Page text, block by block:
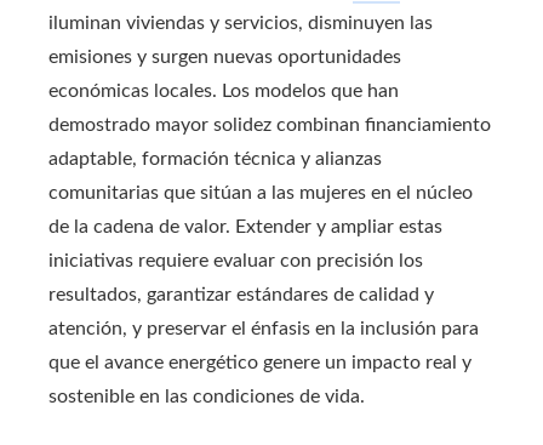
iluminan viviendas y servicios, disminuyen las
emisiones y surgen nuevas oportunidades
económicas locales. Los modelos que han
demostrado mayor solidez combinan financiamiento
adaptable, formación técnica y alianzas
comunitarias que sitúan a las mujeres en el núcleo
de la cadena de valor. Extender y ampliar estas
iniciativas requiere evaluar con precisión los
resultados, garantizar estándares de calidad y
atención, y preservar el énfasis en la inclusión para
que el avance energético genere un impacto real y
sostenible en las condiciones de vida.